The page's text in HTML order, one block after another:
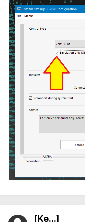
[Ke...]